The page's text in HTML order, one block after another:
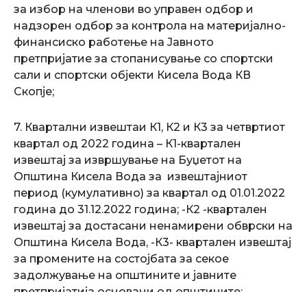
за избор на членови во управен одбор и
надзорен одбор за контрола на материјално-
финансиско работење на Јавното
претпријатие за стопанисување со спортски
сали и спортски објекти Кисела Вода КВ
Скопје;
7. Квартални извештаи К1, К2 и К3 за четвртиот
квартал од 2022 година – К1-квартален
извештај за извршување на Буџетот на
Општина Кисела Вода за извештајниот
период (кумулативно) за квартал од 01.01.2022
година до 31.12.2022 година; -К2 -квартален
извештај за достасани ненамирени обврски на
Општина Кисела Вода, -К3- квартален извештај
за промените на состојбата за секое
задолжување на општините и јавните